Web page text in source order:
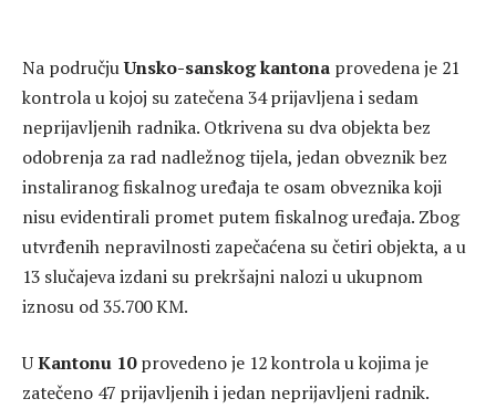
Na područjuUnsko-sanskog kantona provedena je 21
kontrola u kojoj su zatečena 34 prijavljena i sedam
neprijavljenih radnika. Otkrivena su dva objekta bez
odobrenja za rad nadležnog tijela, jedan obveznik bez
instaliranog fiskalnog uređaja te osam obveznika koji
nisu evidentirali promet putem fiskalnog uređaja. Zbog
utvrđenih nepravilnosti zapečaćena su četiri objekta, a u
13 slučajeva izdani su prekršajni nalozi u ukupnom
iznosu od 35.700 KM.
UKantonu 10provedeno je 12 kontrola u kojima je
zatečeno 47 prijavljenih i jedan neprijavljeni radnik.